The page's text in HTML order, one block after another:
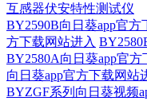
互感器伏安特性测试仪
BY2590B向日葵app官方
方下载网站进入
BY2580A向日葵app官方
向日葵app官方下载网站
BYZGF系列向日葵视频